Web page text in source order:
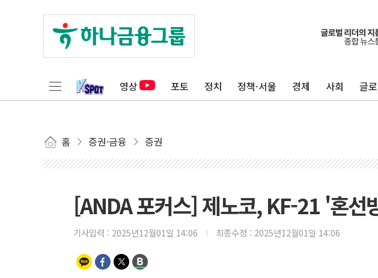
영상 포토 정치 정책·서울 경제 사회 글
홈 증권·금융 증권
[ANDA 포커스] 제노코, KF-21 '혼선
기사입력 : 2025년12월01일 14:06 최종수정 : 2025년12월01일 14:06